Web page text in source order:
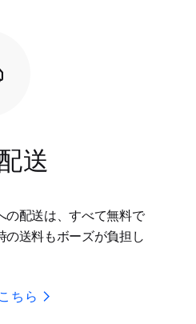
送
の配送は、すべて無料で
の送料もボーズが負担し
ちら